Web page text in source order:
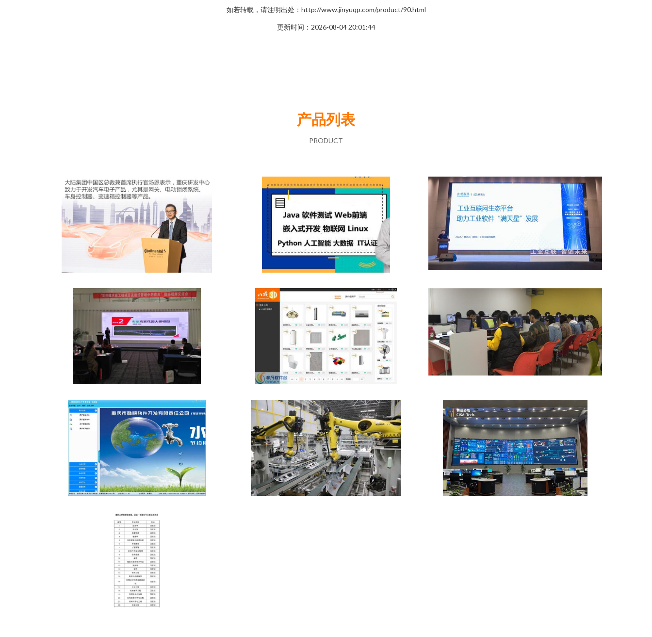
如若转载，请注明出处：http://www.jinyuqp.com/product/90.html
更新时间：2026-08-04 20:01:44
产品列表
PRODUCT